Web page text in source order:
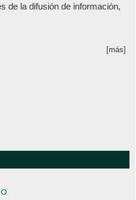
de la difusión de información,
[más]